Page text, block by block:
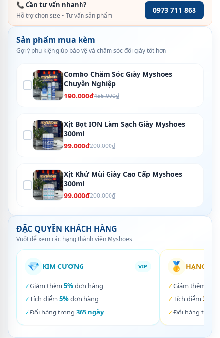
📞 Cần tư vấn nhanh?
Hỗ trợ chọn size • Tư vấn sản phẩm
0973 711 868
Sản phẩm mua kèm
Gợi ý phụ kiện giúp bảo vệ và chăm sóc đôi giày tốt hơn
Combo Chăm Sóc Giày Myshoes
Chuyên Nghiệp
190.000₫455.000₫
Xịt Bọt ION Làm Sạch Giày Myshoes
300ml
99.000₫200.000₫
Xịt Khử Mùi Giày Cao Cấp Myshoes
300ml
99.000₫200.000₫
ĐẶC QUYỀN KHÁCH HÀNG
Vuốt để xem các hạng thành viên Myshoes
💎 KIM CƯƠNG VIP
✓Giảm thêm 5%đơn hàng
✓Tích điểm 5%đơn hàng
✓Đổi hàng trong 365 ngày
🥇 HẠNG
✓Giảm thêm
✓Tích điểm 3%
✓Đổi hàng trong